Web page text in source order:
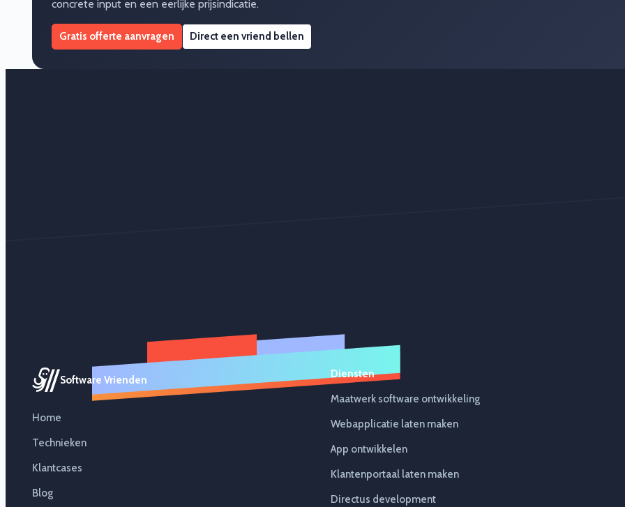
concrete input en een eerlijke prijsindicatie.
Gratis offerte aanvragen Direct een vriend bellen
Software Vrienden
Home
Technieken
Klantcases
Blog
Diensten
Maatwerk software ontwikkeling
Webapplicatie laten maken
App ontwikkelen
Klantenportaal laten maken
Directus development